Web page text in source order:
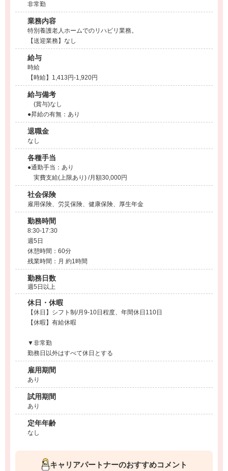
非常勤
業務内容
特別養護老人ホームでのリハビリ業務。
【送迎業務】なし
給与
時給
【時給】1,413円-1,920円
給与備考
(賞与)なし
●昇給の有無：あり
退職金
なし
各種手当
●通勤手当：あり
実費支給(上限あり) /月額30,000円
社会保険
雇用保険、労災保険、健康保険、厚生年金
勤務時間
8:30-17:30
週5日
休憩時間：60分
残業時間：月 約1時間
勤務日数
週5日以上
休日・休暇
【休日】シフト制/月9-10日程度、年間休日110日
【休暇】有給休暇
▼非常勤
勤務日以外はすべて休日とする
雇用期間
あり
試用期間
あり
定年年齢
なし
キャリアパートナーのおすすめコメント